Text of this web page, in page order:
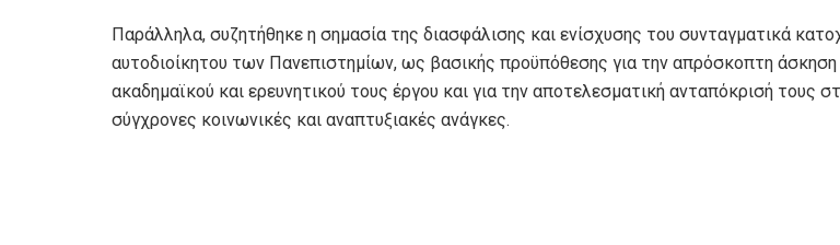
Παράλληλα, συζητήθηκε η σημασία της διασφάλισης και ενίσχυσης του συνταγματικά
αυτοδιοίκητου των Πανεπιστημίων, ως βασικής προϋπόθεσης για την απρόσκοπτη άσκηση
ακαδημαϊκού και ερευνητικού τους έργου και για την αποτελεσματική ανταπόκρισή τους
σύγχρονες κοινωνικές και αναπτυξιακές ανάγκες.